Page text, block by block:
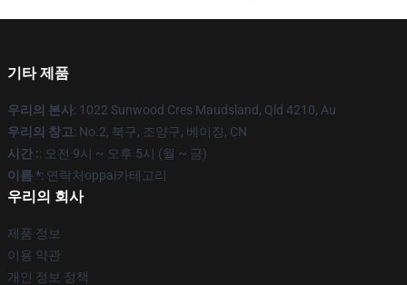
기타 제품
우리의 본사: 1022 Sunwood Cres Maudsland, Qld 4210, Au
우리의 창고: No.2, 북구, 조양구, 베이징, CN
시간 :: 오전 9시 ~ 오후 5시 (월 ~ 금)
이름 *: 연락처oppai카테고리
우리의 회사
제품 정보
이용 약관
개인 정보 정책